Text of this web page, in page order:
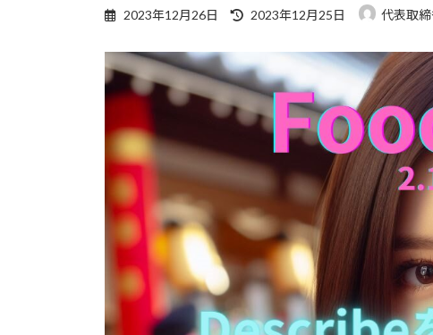
2023年12月26日
最
新
日
時
:
2023年12月25日 代表取